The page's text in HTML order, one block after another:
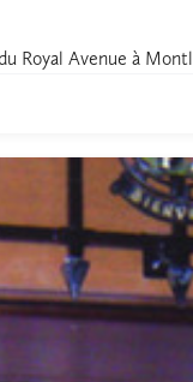
Royal Avenue à